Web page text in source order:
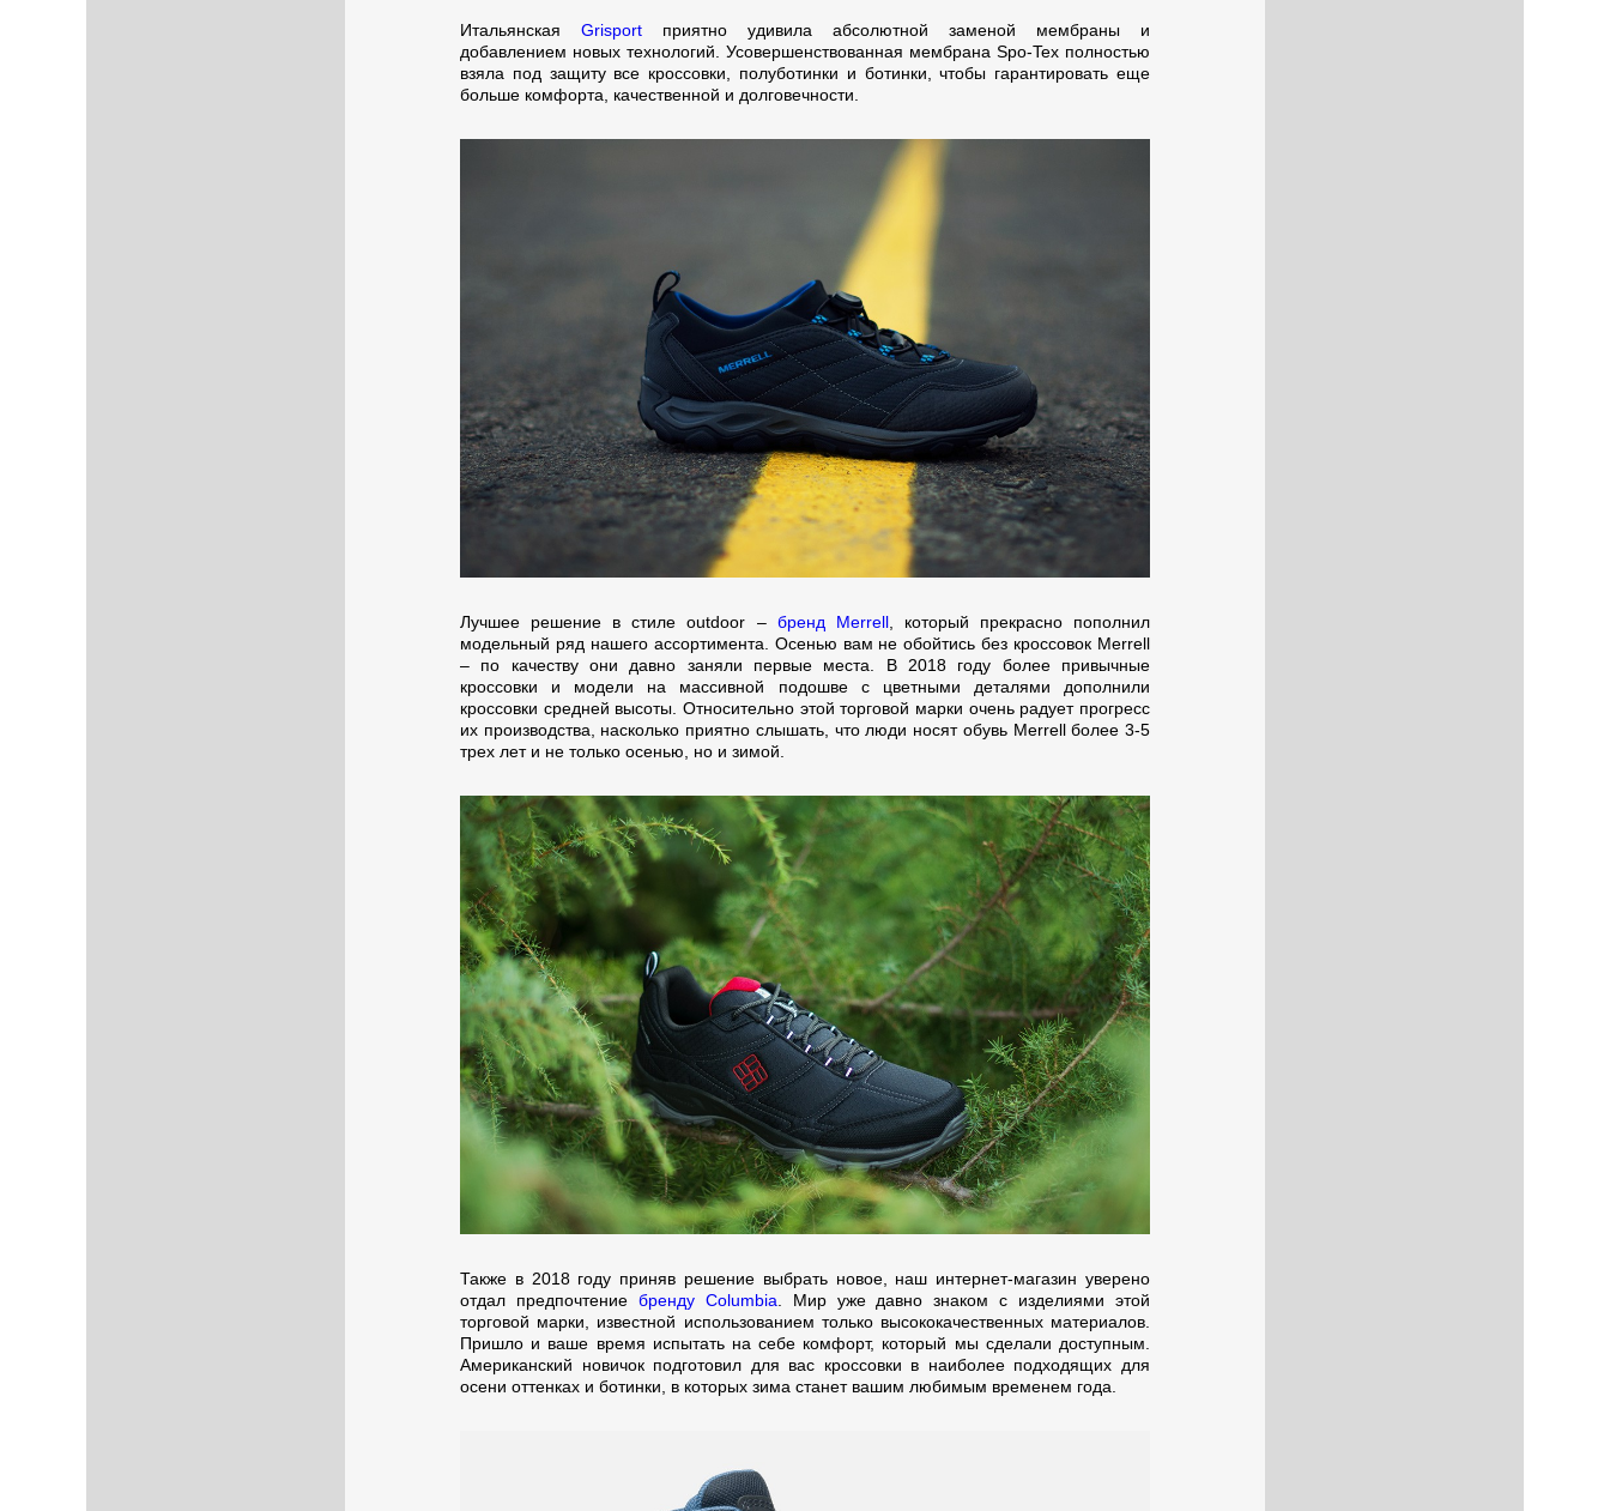
Итальянская Grisport приятно удивила абсолютной заменой мембраны и
добавлением новых технологий. Усовершенствованная мембрана Spo-Tex полностью
взяла под защиту все кроссовки, полуботинки и ботинки, чтобы гарантировать еще
больше комфорта, качественной и долговечности.
Лучшее решение в стиле outdoor – бренд Merrell, который прекрасно пополнил
модельный ряд нашего ассортимента. Осенью вам не обойтись без кроссовок Merrell
– по качеству они давно заняли первые места. В 2018 году более привычные
кроссовки и модели на массивной подошве с цветными деталями дополнили
кроссовки средней высоты. Относительно этой торговой марки очень радует прогресс
их производства, насколько приятно слышать, что люди носят обувь Merrell более 3-5
трех лет и не только осенью, но и зимой.
Также в 2018 году приняв решение выбрать новое, наш интернет-магазин уверено
отдал предпочтение бренду Columbia . Мир уже давно знаком с изделиями этой
торговой марки, известной использованием только высококачественных материалов.
Пришло и ваше время испытать на себе комфорт, который мы сделали доступным.
Американский новичок подготовил для вас кроссовки в наиболее подходящих для
осени оттенках и ботинки, в которых зима станет вашим любимым временем года.